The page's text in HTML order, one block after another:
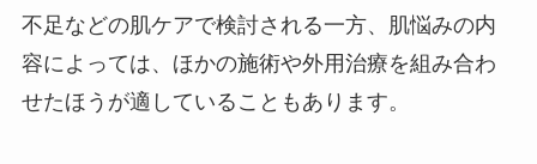
不足などの肌ケアで検討される一方、肌悩みの内
容によっては、ほかの施術や外用治療を組み合わ
せたほうが適していることもあります。